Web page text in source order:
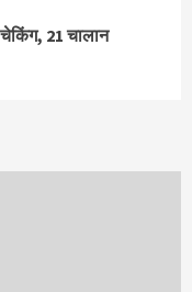
21 चालान